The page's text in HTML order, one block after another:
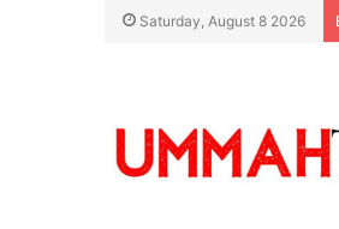
Saturday, August 8 2026